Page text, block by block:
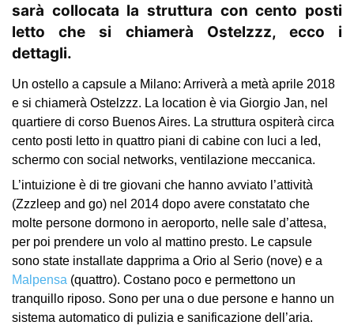
sarà collocata la struttura con cento posti
letto che si chiamerà Ostelzzz, ecco i
dettagli.
Un ostello a capsule a Milano: Arriverà a metà aprile 2018
e si chiamerà Ostelzzz. La location è via Giorgio Jan, nel
quartiere di corso Buenos Aires. La struttura ospiterà circa
cento posti letto in quattro piani di cabine con luci a led,
schermo con social networks, ventilazione meccanica.
L’intuizione è di tre giovani che hanno avviato l’attività
(Zzzleep and go) nel 2014 dopo avere constatato che
molte persone dormono in aeroporto, nelle sale d’attesa,
per poi prendere un volo al mattino presto. Le capsule
sono state installate dapprima a Orio al Serio (nove) e a
Malpensa (quattro). Costano poco e permettono un
tranquillo riposo. Sono per una o due persone e hanno un
sistema automatico di pulizia e sanificazione dell’aria.